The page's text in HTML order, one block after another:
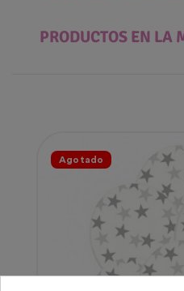
PRODUCTOS EN LA
Agotado